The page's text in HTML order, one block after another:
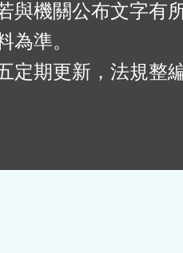
與機關公布文字有
為準。
定期更新，法規整